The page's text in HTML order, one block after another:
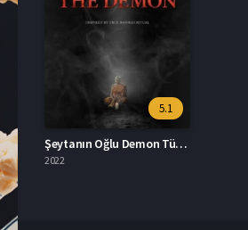
5.1
Şeytanın Oğlu Demon Türkçe Dublaj İzle
2022